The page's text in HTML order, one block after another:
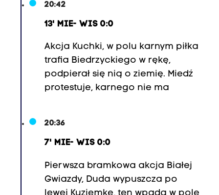
20:42
13' MIE- WIS 0:0
Akcja Kuchki, w polu karnym piłka
trafia Biedrzyckiego w rękę,
podpierał się nią o ziemię. Miedź
protestuje, karnego nie ma
20:36
7' MIE- WIS 0:0
Pierwsza bramkowa akcja Białej
Gwiazdy, Duda wypuszcza po
lewej Kuziemkę, ten wpada w pole